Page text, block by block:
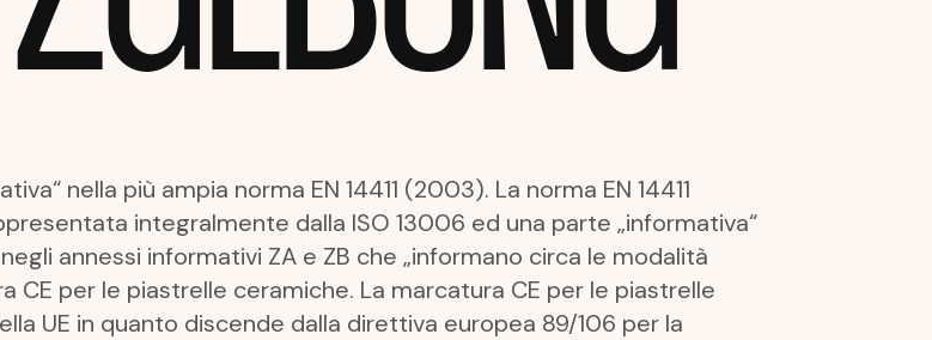
nella più ampia norma EN 14411 (2003). La norma EN 14411
integralmente dalla ISO 13006 ed una parte „informativa“
annessi informativi ZA e ZB che „informano circa le modalità
CE per le piastrelle ceramiche. La marcatura CE per le piastrelle
UE in quanto discende dalla direttiva europea 89/106 per la